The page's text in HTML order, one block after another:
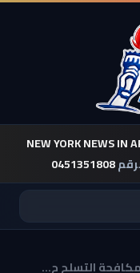
NEW YORK NEWS IN
0451351808
التسلح ح...